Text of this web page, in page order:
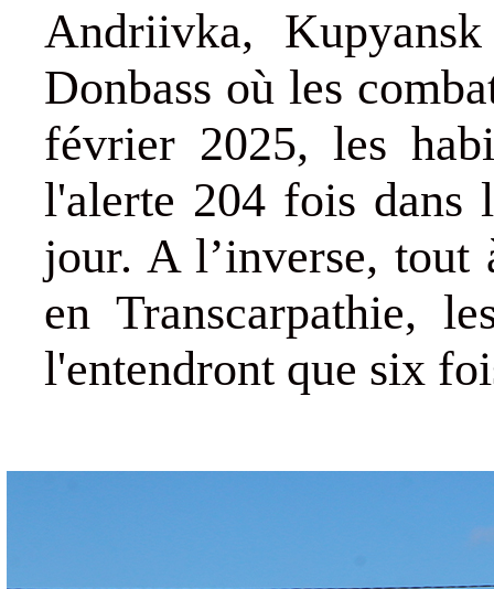
Andriivka,
Donbass où les
février 2025, les
l'alerte 204 fois dans
jour. A l’inverse, tout
en Transcarpathie,
l'entendront que six